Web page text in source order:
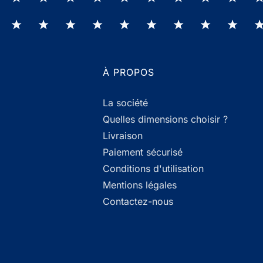
À PROPOS
La société
Quelles dimensions choisir ?
Livraison
Paiement sécurisé
Conditions d'utilisation
Mentions légales
Contactez-nous